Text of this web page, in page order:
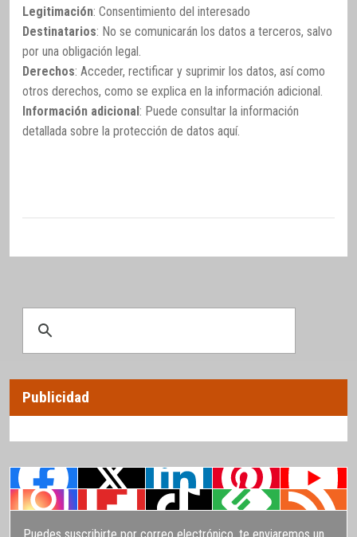
Legitimación: Consentimiento del interesado
Destinatarios: No se comunicarán los datos a terceros, salvo
por una obligación legal.
Derechos: Acceder, rectificar y suprimir los datos, así como
otros derechos, como se explica en la información adicional.
Información adicional: Puede consultar la información
detallada sobre la protección de datos aquí.
Publicidad
Puedes suscribirte por correo electrónico, te enviaremos un